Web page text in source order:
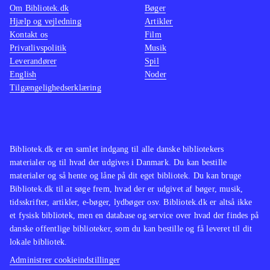
Bibliotek.dk er en samlet indgang til alle danske bibliotekers
materialer og til hvad der udgives i Danmark. Du kan bestille
materialer og så hente og låne på dit eget bibliotek. Du kan bruge
Bibliotek.dk til at søge frem, hvad der er udgivet af bøger, musik,
tidsskrifter, artikler, e-bøger, lydbøger osv. Bibliotek.dk er altså ikke
et fysisk bibliotek, men en database og service over hvad der findes på
danske offentlige biblioteker, som du kan bestille og få leveret til dit
lokale bibliotek.
Administrer cookieindstillinger
Om Bibliotek.dk
Hjælp og vejledning
Kontakt os
Privatlivspolitik
Leverandører
English
Tilgængelighedserklæring
Bøger
Artikler
Film
Musik
Spil
Noder